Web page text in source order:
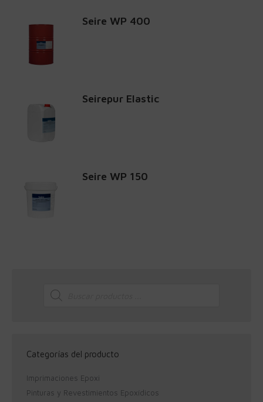
Seire WP 400
Seirepur Elastic
Seire WP 150
de
productos
Categorías del producto
Imprimaciones Epoxi
Pinturas y Revestimientos Epoxídicos